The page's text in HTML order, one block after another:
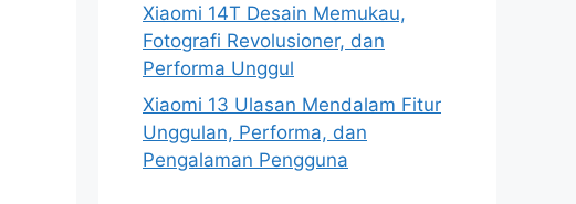
Xiaomi 14T Desain Memukau,
Fotografi Revolusioner, dan
Performa Unggul
Xiaomi 13 Ulasan Mendalam Fitur
Unggulan, Performa, dan
Pengalaman Pengguna